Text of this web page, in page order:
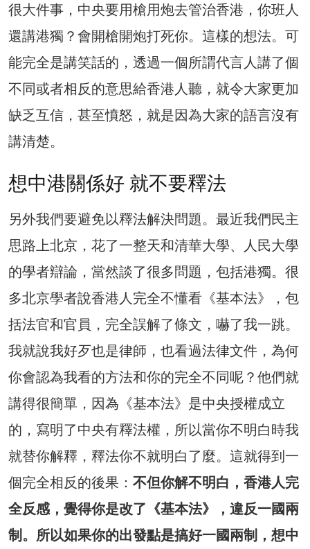
很大件事，中央要用槍用炮去管治香港，你班人
還講港獨？會開槍開炮打死你。這樣的想法。可
能完全是講笑話的，透過一個所謂代言人講了個
不同或者相反的意思給香港人聽，就令大家更加
缺乏互信，甚至憤怒，就是因為大家的語言沒有
講清楚。
想中港關係好 就不要釋法
另外我們要避免以釋法解決問題。最近我們民主
思路上北京，花了一整天和清華大學、人民大學
的學者辯論，當然談了很多問題，包括港獨。很
多北京學者說香港人完全不懂看《基本法》，包
括法官和官員，完全誤解了條文，嚇了我一跳。
我就說我好歹也是律師，也看過法律文件，為何
你會認為我看的方法和你的完全不同呢？他們就
講得很簡單，因為《基本法》是中央授權成立
的，寫明了中央有釋法權，所以當你不明白時我
就替你解釋，釋法你不就明白了麼。這就得到一
個完全相反的後果： 不但你解不明白，香港人完
全反感，覺得你是改了《基本法》，違反一國兩
制。所以如果你的出發點是搞好一國兩制，想中